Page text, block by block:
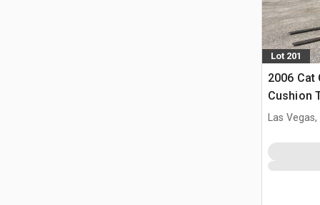
Lot 201
2006 Cat
Cushion
Las Vegas,